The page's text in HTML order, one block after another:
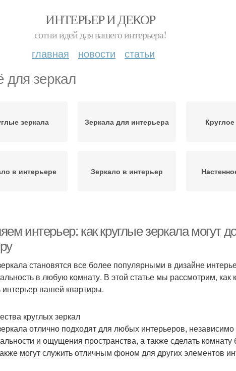
ИНТЕРЬЕР И ДЕКОР
сотни идей для вашего интерьера!
главная новости статьи
для зеркал
зеркала Зеркала для интерьера
в интерьере Зеркало в интерьер
для разных
комнат
Зеркала в раме
интерьер: как круглые зеркала могут
становятся все более популярными в дизайне
в любую комнату. В этой статье мы рассмотрим, как
интерьер вашей квартиры.
круглых зеркал
отлично подходят для любых интерьеров,
и ощущения пространства, а также сделать
могут служить отличным фоном для других элементов